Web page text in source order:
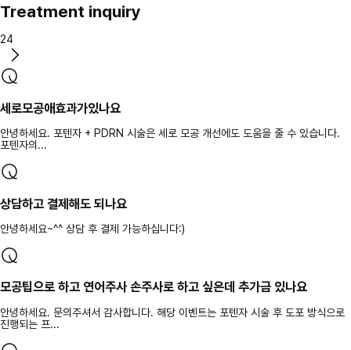
Treatment inquiry
24
세로모공애효과가있나요
안녕하세요. 포텐자 + PDRN 시술은 세로 모공 개선에도 도움을 줄 수 있습니다.
포텐자의...
상담하고 결제해도 되나요
안녕하세요~^^ 상담 후 결제 가능하십니다:)
모공팁으로 하고 연어주사 손주사로 하고 싶은데 추가금 있나요
안녕하세요. 문의주셔서 감사합니다. 해당 이벤트는 포텐자 시술 후 도포 방식으로
진행되는 프...